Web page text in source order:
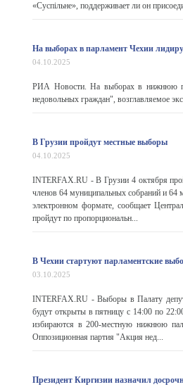
«Суспільне», поддерживает ли он
На выборах в парламент Чехии
04.10.2025
РИА Новости. На выборах в нижнюю
недовольных граждан", возглавляемое
В Грузии пройдут местные выборы
04.10.2025
INTERFAX.RU - В Грузии 4 октября
членов 64 муниципальных собраний и 64
электронном формате, сообщает
пройдут по пропорциональн...
В Чехии стартуют парламентские
03.10.2025
INTERFAX.RU - Выборы в Палату
будут открыты в пятницу с 14:00 по
избираются в 200-местную нижнюю
Оппозиционная партия "Акция нед...
Президент Киргизии назначил